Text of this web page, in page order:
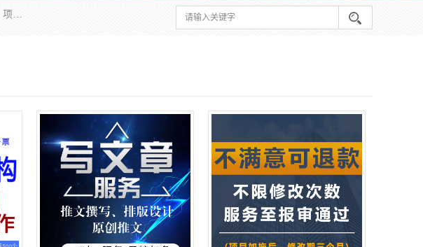
公司主营业务有地质灾害评估报告、节能评估报告、水土保持验收、水资源论证、土地复垦报告、项目可行性研究报告等。是经国家工商总局批准，在法律、法规、决定规定禁止的不得经营；法律、法规、决定规定应当许可（审批）的，经审批机关批准后凭许可（审批）文件经营;法律、法规，市场主体自主选择经营。